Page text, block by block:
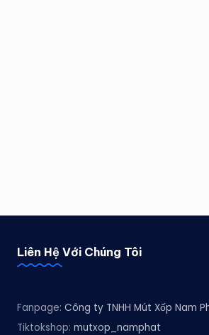
Liên Hệ Với Chúng Tôi
Fanpage: Công ty TNHH Mút Xốp Nam
Tiktokshop: mutxop_namphat